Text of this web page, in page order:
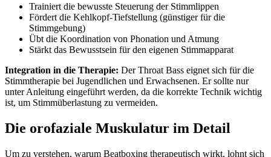
Trainiert die bewusste Steuerung der Stimmlippen
Fördert die Kehlkopf-Tiefstellung (günstiger für die
Stimmgebung)
Übt die Koordination von Phonation und Atmung
Stärkt das Bewusstsein für den eigenen Stimmapparat
Integration in die Therapie: Der Throat Bass eignet sich für die
Stimmtherapie bei Jugendlichen und Erwachsenen. Er sollte nur
unter Anleitung eingeführt werden, da die korrekte Technik wichtig
ist, um Stimmüberlastung zu vermeiden.
Die orofaziale Muskulatur im Detail
Um zu verstehen, warum Beatboxing therapeutisch wirkt, lohnt sich